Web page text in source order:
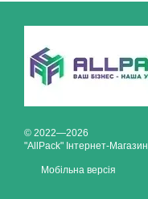
© 2022—2026
"AllPack" Інтернет-Магазин
Мобільна версія